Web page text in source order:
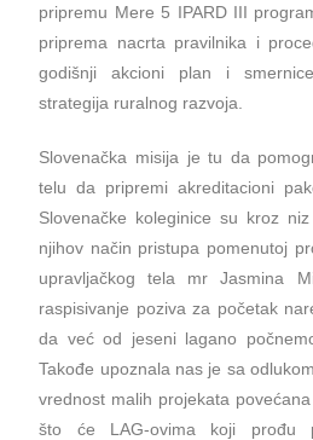
pripremu Mere 5 IPARD III
priprema nacrta pravilnika i
godišnji akcioni plan i
strategija ruralnog razvoja.
Slovenačka misija je tu da
telu da pripremi akreditacioni
Slovenačke koleginice su kroz
njihov način pristupa pomenutoj
upravljačkog tela mr Jasmina
raspisivanje poziva za početak
da već od jeseni lagano
Takođe upoznala nas je sa
vrednost malih projekata
što će LAG-ovima koji prođu